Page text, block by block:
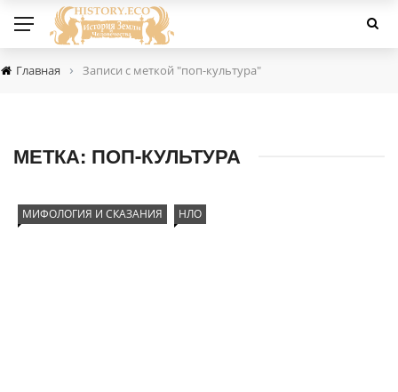
Главная › Записи с меткой "поп-культура"
МЕТКА: ПОП-КУЛЬТУРА
МИФОЛОГИЯ И СКАЗАНИЯ НЛО